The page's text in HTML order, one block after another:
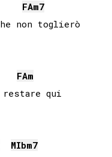
FAm7
FAm
MIbm7